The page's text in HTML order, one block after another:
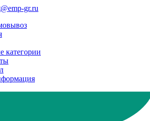
gr.ru
категории